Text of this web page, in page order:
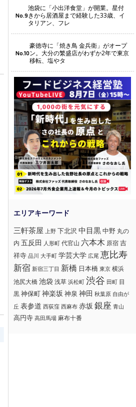
No.9
池袋に「小出洋食堂」が開業。星付
きから居酒屋まで経験した33歳、イ
タリアン、フレ
No.10
豪徳寺に「焼き鳥 金兵衛」がオープ
ン。大分の繁盛店がわずか2年で東京
移転、塩やタ
三軒茶屋 上野 下北沢 中目黒中野 丸の
内 五反田 人形町 代官山 六本木 原宿 吉
祥寺 品川 大手町 学芸大学 広尾 恵比寿
新宿 新宿三丁目 新橋 日本橋 東京 横浜
池尻大橋 池袋浅草 浜松町 渋谷 田町 目
黒神保町神楽坂 神泉 神田 秋葉原 自由が
丘 表参道 西荻窪 西麻布 赤坂 銀座 青山
高円寺 高田馬場 麻布十番